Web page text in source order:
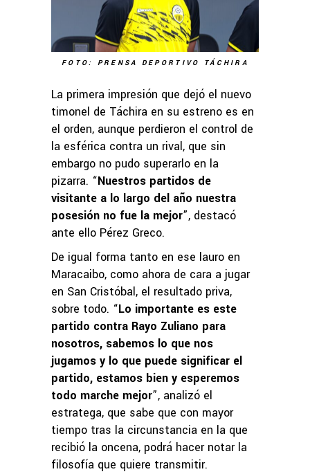
FOTO: PRENSA DEPORTIVO TÁCHIRA
La primera impresión que dejó el nuevo
timonel de Táchira en su estreno es en
el orden, aunque perdieron el control de
la esférica contra un rival, que sin
embargo no pudo superarlo en la
pizarra. “Nuestros partidos de
visitante a lo largo del año nuestra
posesión no fue la mejor”, destacó
ante ello Pérez Greco.
De igual forma tanto en ese lauro en
Maracaibo, como ahora de cara a jugar
en San Cristóbal, el resultado priva,
sobre todo. “Lo importante es este
partido contra Rayo Zuliano para
nosotros, sabemos lo que nos
jugamos y lo que puede significar el
partido, estamos bien y esperemos
todo marche mejor”, analizó el
estratega, que sabe que con mayor
tiempo tras la circunstancia en la que
recibió la oncena, podrá hacer notar la
filosofía que quiere transmitir.